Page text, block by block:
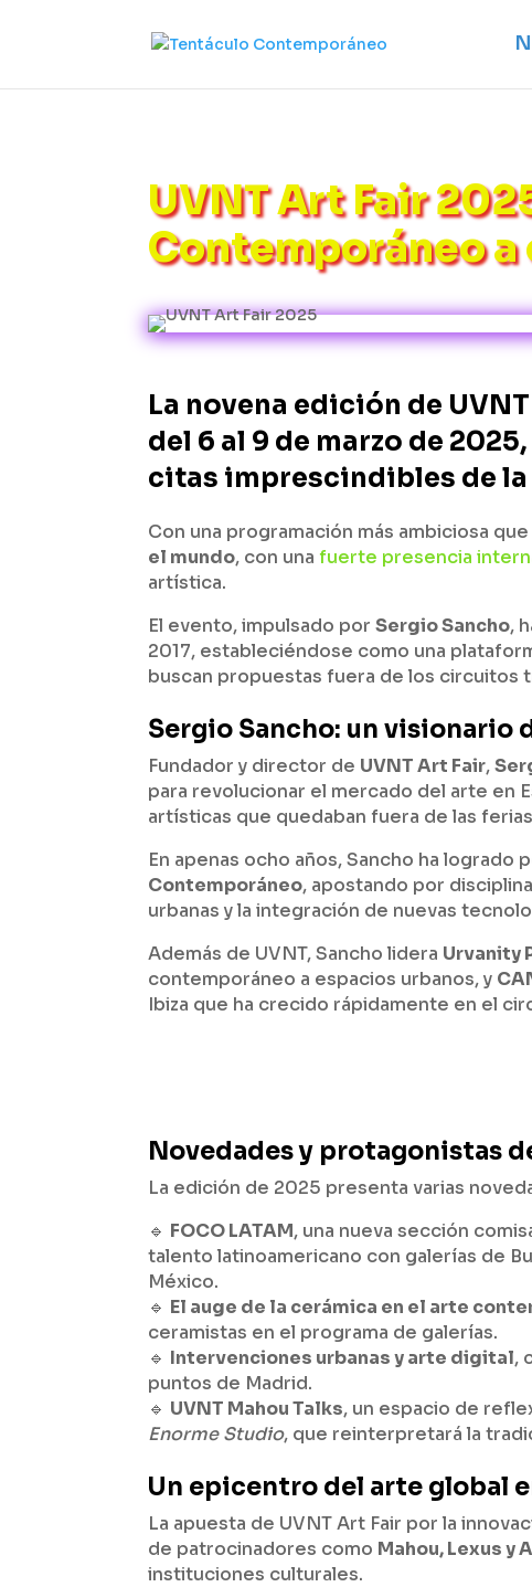
UVNT Art Fair
Contemporáneo
La novena edición de
del 6 al 9 de marzo de
citas imprescindibles de la
Con una programación más ambiciosa
el mundo, con unafuerte presencia
artística.
El evento, impulsado porSergio Sancho,
2017, estableciéndose como una
buscan propuestas fuera de los circuitos
Sergio Sancho: un visionario
Fundador y director de UVNT Art Fair,
para revolucionar el mercado del arte en
artísticas que quedaban fuera de las
En apenas ocho años, Sancho ha
Contemporáneo, apostando por
urbanas y la integración de nuevas
Además de UVNT, Sancho lidera Urvanity
contemporáneo a espacios urbanos, y
Ibiza que ha crecido rápidamente en el
Novedades y protagonistas
La edición de 2025 presenta varias
🔹 FOCO LATAM, una nueva sección
talento latinoamericano con galerías de
México.
🔹 El auge de la cerámica en el arte
ceramistas en el programa de galerías.
🔹 Intervenciones urbanas y arte digital,
puntos de Madrid.
🔹 UVNT Mahou Talks, un espacio de
Enorme Studio, que reinterpretará la
Un epicentro del arte global
La apuesta de UVNT Art Fair por la
de patrocinadores como Mahou, Lexus y
instituciones culturales.